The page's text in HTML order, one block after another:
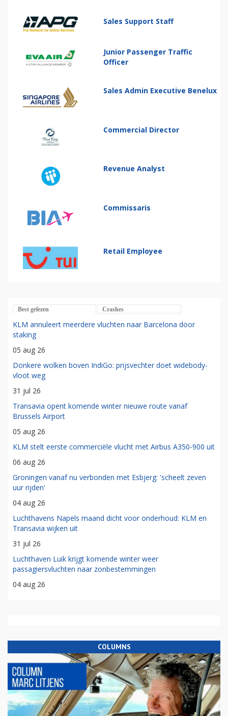
Sales Support Staff
Junior Passenger Traffic
Officer
Sales Admin Executive Benelux
Commercial Director
Revenue Analyst
Commissaris
Retail Employee
Best gelezen Crashes
KLM annuleert meerdere vluchten naar Barcelona door
staking
05 aug 26
Donkere wolken boven IndiGo: prijsvechter doet widebody-
vloot weg
31 jul 26
Transavia opent komende winter nieuwe route vanaf
Brussels Airport
05 aug 26
KLM stelt eerste commerciële vlucht met Airbus A350-900 uit
06 aug 26
Groningen vanaf nu verbonden met Esbjerg: 'scheelt zeven
uur rijden'
04 aug 26
Luchthavens Napels maand dicht voor onderhoud: KLM en
Transavia wijken uit
31 jul 26
Luchthaven Luik krijgt komende winter weer
passagiersvluchten naar zonbestemmingen
04 aug 26
COLUMNS